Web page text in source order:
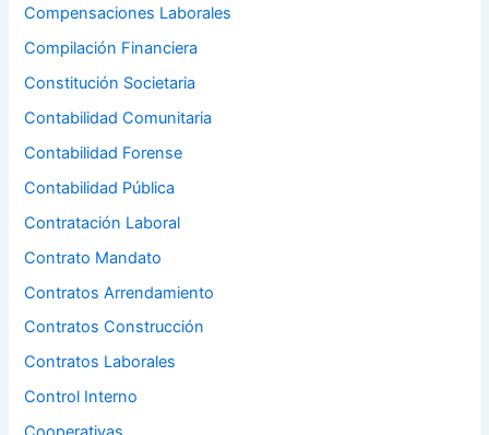
Compensaciones Laborales
Compilación Financiera
Constitución Societaria
Contabilidad Comunitaria
Contabilidad Forense
Contabilidad Pública
Contratación Laboral
Contrato Mandato
Contratos Arrendamiento
Contratos Construcción
Contratos Laborales
Control Interno